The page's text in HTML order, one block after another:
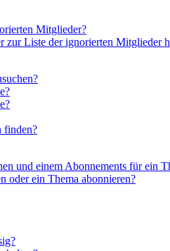
Mitglieder?
Liste der ignorierten Mitglieder
finden?
und einem Abonnements für ein
oder ein Thema abonnieren?